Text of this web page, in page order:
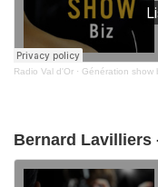
Radio Val d'Or · Génération show
Bernard Lavilliers